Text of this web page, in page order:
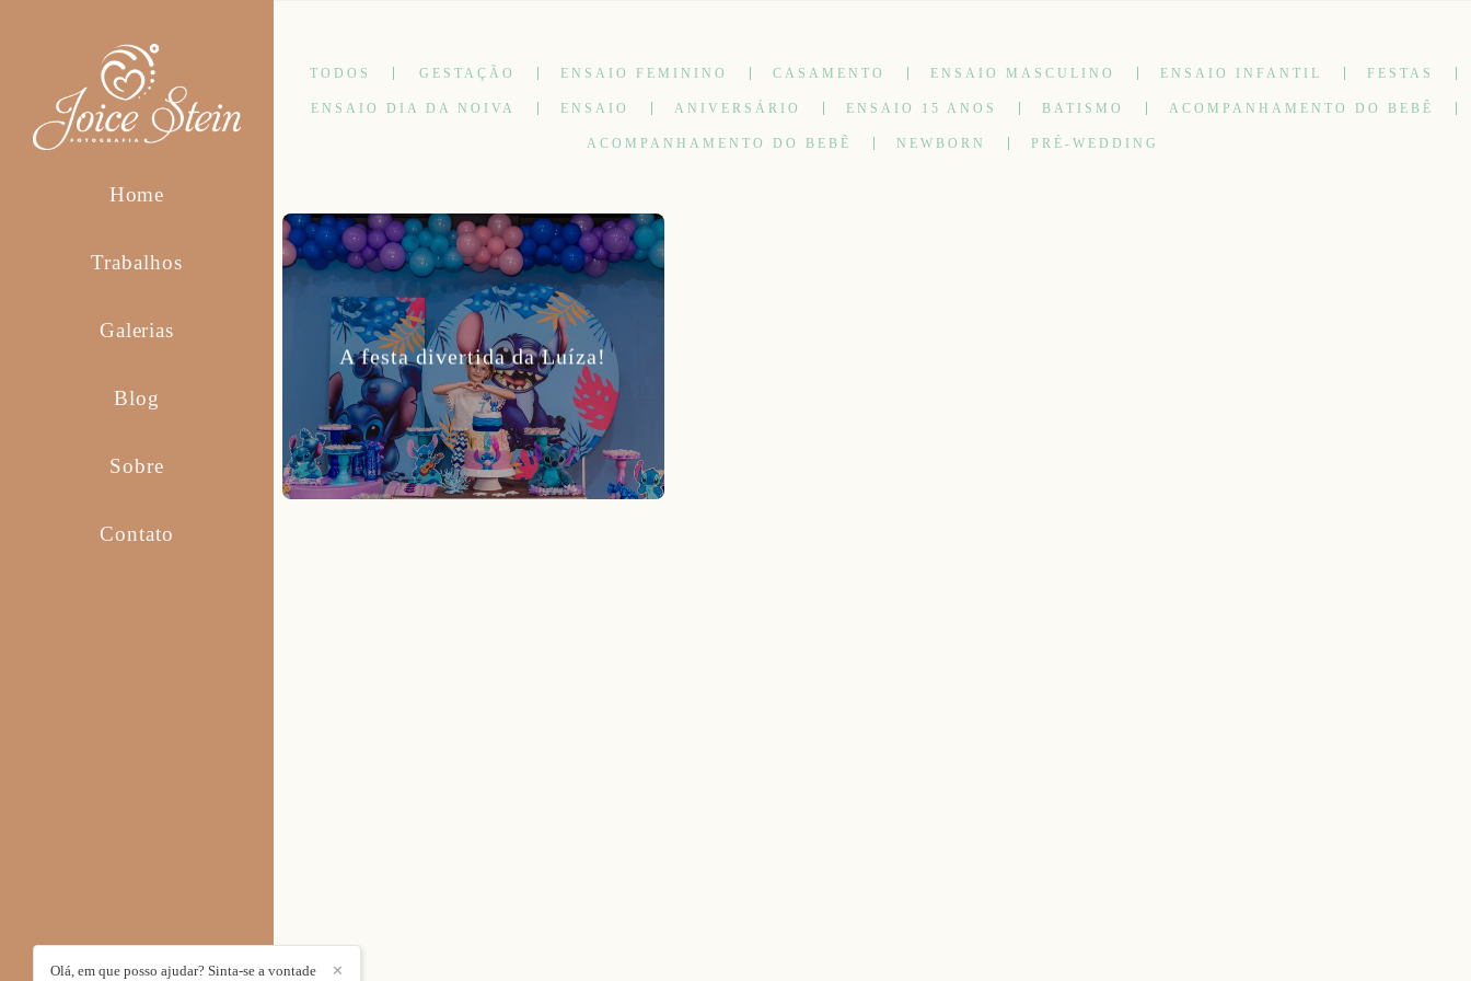
Home
Trabalhos
Galerias
Blog
Sobre
Contato
TODOS GESTAÇÃO ENSAIO FEMININO CASAMENTO ENSAIO MASCULINO ENSAIO INFANTIL FESTAS
ENSAIO DIA DA NOIVA ENSAIO ANIVERSÁRIO ENSAIO 15 ANOS BATISMO ACOMPANHAMENTO DO BEBÊ
ACOMPANHAMENTO DO BEBÊ NEWBORN PRÉ-WEDDING
A festa divertida da Luíza!
✕
Olá, em que posso ajudar? Sinta-se a vontade